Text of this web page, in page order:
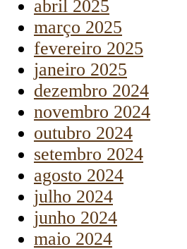
abril 2025
março 2025
fevereiro 2025
janeiro 2025
dezembro 2024
novembro 2024
outubro 2024
setembro 2024
agosto 2024
julho 2024
junho 2024
maio 2024